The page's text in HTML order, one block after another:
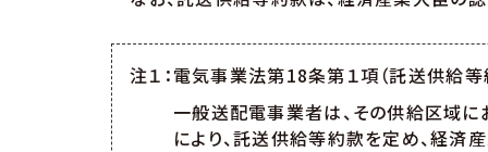
注１：電気事業法第18条第１項（託送供給等
一般送配電事業者は、その供給区域
により、託送供給等約款を定め、経済